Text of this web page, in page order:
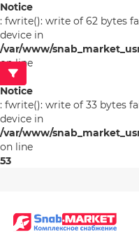
Notice
: fwrite(): write of 62 bytes
device in
/var/www/
on line
53
Notice
: fwrite(): write of 33 bytes
device in
/var/www/
on line
53